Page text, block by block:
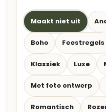
Maakt niet uit
Boho Feestregels
Klassiek Luxe
Met foto ontwerp
Romantisch